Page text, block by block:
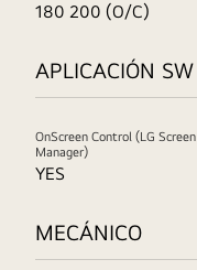
180 200 (O/C)
APLICACIÓN SW
OnScreen Control (LG Screen
Manager)
YES
MECÁNICO